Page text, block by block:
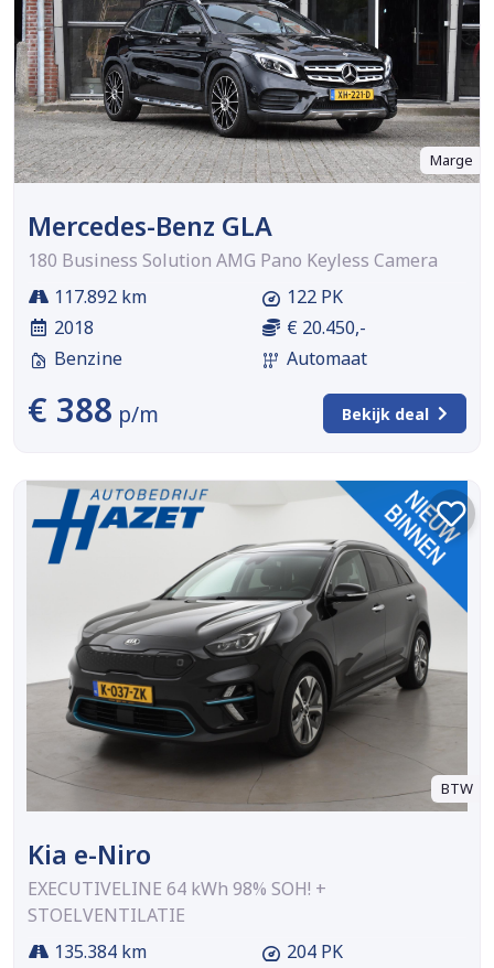
Marge
Mercedes-Benz GLA
180 Business Solution AMG Pano Keyless Camera
117.892 km
2018
Benzine
122 PK
€ 20.450,-
Automaat
€ 388 p/m Bekijk deal
BTW
Kia e-Niro
EXECUTIVELINE 64 kWh 98% SOH! +
STOELVENTILATIE
135.384 km
204 PK